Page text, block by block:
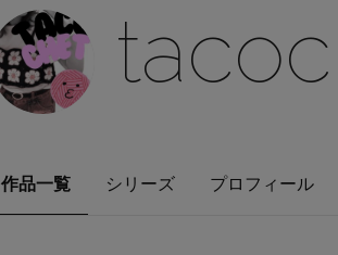
作品一覧 シリーズ プロフィール